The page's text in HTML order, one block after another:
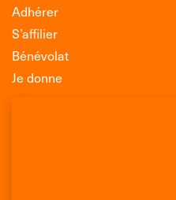
Adhérer
S’affilier
Bénévolat
Je donne